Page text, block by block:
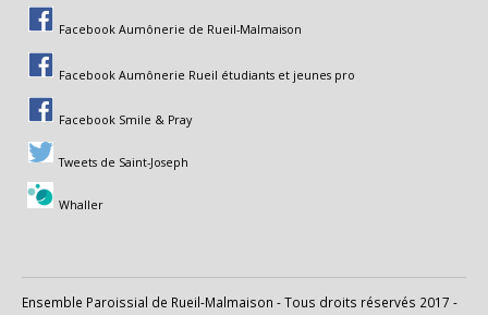
Facebook Aumônerie de Rueil-Malmaison
Facebook Aumônerie Rueil étudiants et jeunes pro
Facebook Smile & Pray
Tweets de Saint-Joseph
Whaller
Ensemble Paroissial de Rueil-Malmaison - Tous droits réservés 2017 -